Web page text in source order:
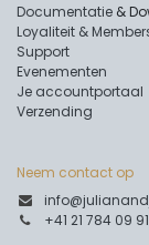
Documentatie &
Loyaliteit &
Support
Evenementen
Je accountportaal
Verzending
Neem contact op
+41 21 784 09 91